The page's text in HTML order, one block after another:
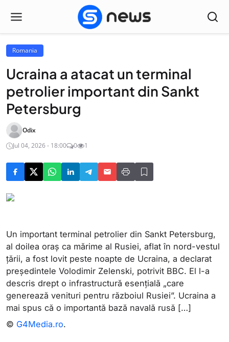
Romania
Ucraina a atacat un terminal
petrolier important din Sankt
Petersburg
Odix
Jul 04, 2026 - 18:00
0 1
Un important terminal petrolier din Sankt Petersburg,
al doilea oraș ca mărime al Rusiei, aflat în nord-vestul
țării, a fost lovit peste noapte de Ucraina, a declarat
președintele Volodimir Zelenski, potrivit BBC. El l-a
descris drept o infrastructură esențială „care
generează venituri pentru războiul Rusiei”. Ucraina a
mai spus că o importantă bază navală rusă […]
© G4Media.ro.